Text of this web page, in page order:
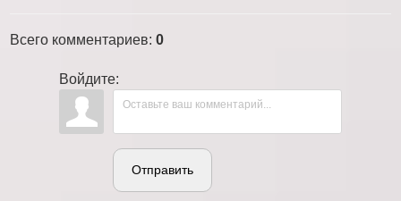
Всего комментариев: 0
Войдите:
Отправить